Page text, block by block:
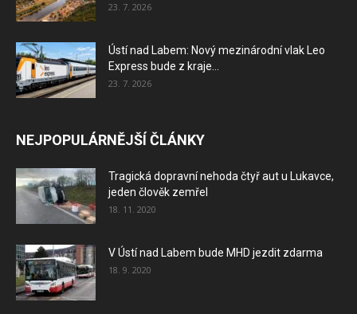
23. 7. 2026
Ústí nad Labem: Nový mezinárodní vlak Leo
Express bude z kraje...
23. 7. 2026
NEJPOPULÁRNĚJŠÍ ČLÁNKY
Tragická dopravní nehoda čtyř aut u Lukavce,
jeden člověk zemřel
18. 11. 2020
V Ústí nad Labem bude MHD jezdit zdarma
18. 9. 2020